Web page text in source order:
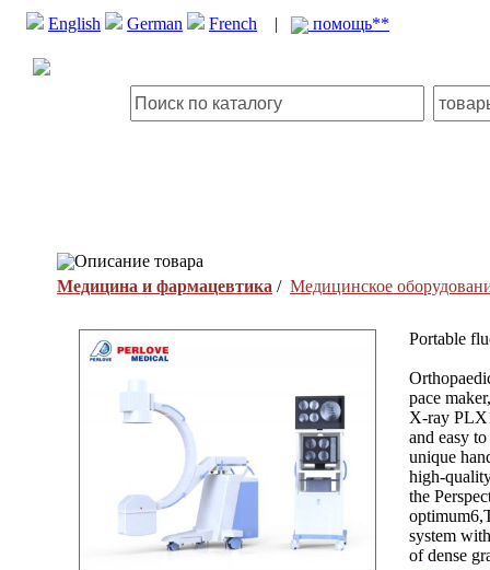
English German French | помощь**
Описание товара
Медицина и фармацевтика / Медицинское
Portable
pace
X-ray
and easy
unique
high-
the
system
of dense